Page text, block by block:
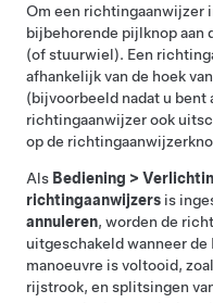
Om een richtingaanwijzer
bijbehorende pijlknop aan
(of stuurwiel). Een
afhankelijk van de hoek
(bijvoorbeeld nadat u bent
richtingaanwijzer ook
op de
Als Bediening >
richtingaanwijzers is
annuleren, worden de
uitgeschakeld wanneer de
manoeuvre is voltooid,
rijstrook, en splitsingen